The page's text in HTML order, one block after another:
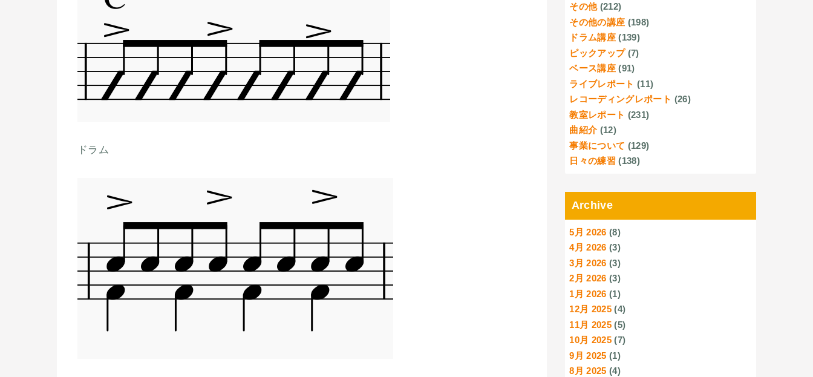
ドラム
その他 (212)
その他の講座 (198)
ドラム講座 (139)
ピックアップ (7)
ベース講座 (91)
ライブレポート (11)
レコーディングレポート (26)
教室レポート (231)
曲紹介 (12)
事業について (129)
日々の練習 (138)
Archive
5月 2026 (8)
4月 2026 (3)
3月 2026 (3)
2月 2026 (3)
1月 2026 (1)
12月 2025 (4)
11月 2025 (5)
10月 2025 (7)
9月 2025 (1)
8月 2025 (4)